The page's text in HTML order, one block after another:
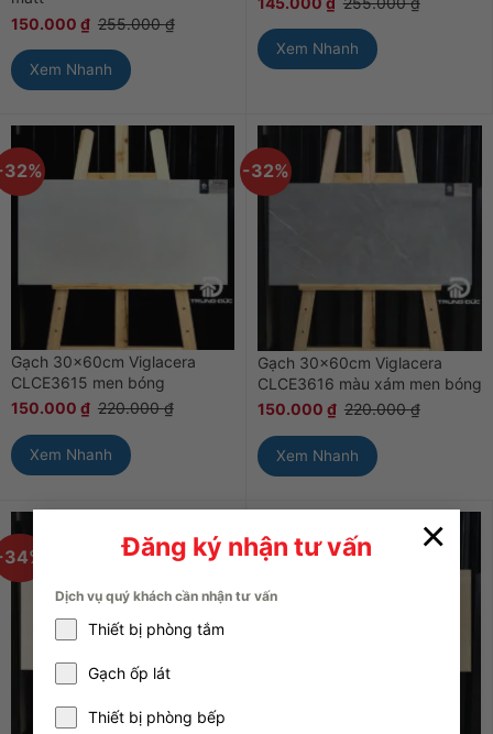
Đăng ký nhận tư vấn
Dịch vụ quý khách cần nhận tư vấn
Thiết bị phòng tắm
Gạch ốp lát
Thiết bị phòng bếp
×
150.000 ₫ 255.000₫
Xem Nhanh
Xem Nhanh
Gạch 30x60cm Viglacera
CLCE3615 men bóng
150.000 ₫ 220.000₫
Xem Nhanh
-32%
Gạch 30x60cm Viglacera
CLCE3616 màu xám men bóng
150.000 ₫ 220.000₫
Xem Nhanh
-34%